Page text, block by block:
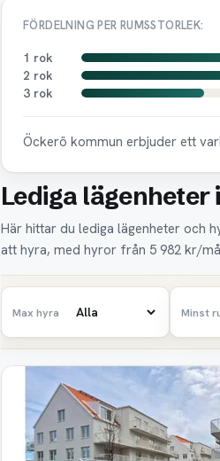
FÖRDELNING PER RUMSSTORLEK:
1 rok
2 rok
3 rok
Öckerö kommun erbjuder ett
Lediga lägenheter
Här hittar du lediga lägenheter och
att hyra, med hyror från 5 982 kr/
Max hyra Minst